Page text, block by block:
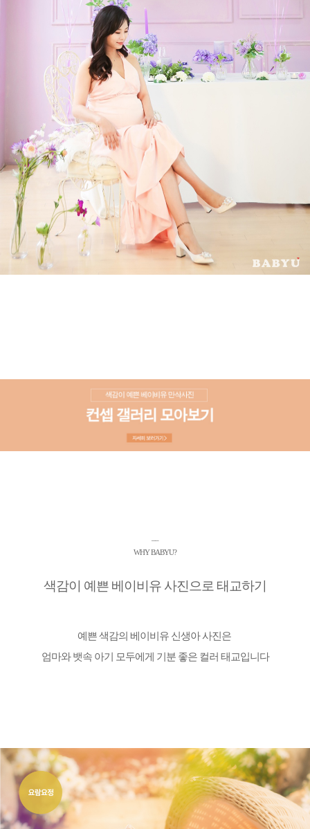
WHY BABYU?
색감이 예쁜 베이비유 사진으로 태교하기
예쁜 색감의 베이비유 신생아 사진은
엄마와 뱃속 아기 모두에게 기분 좋은 컬러 태교입니다